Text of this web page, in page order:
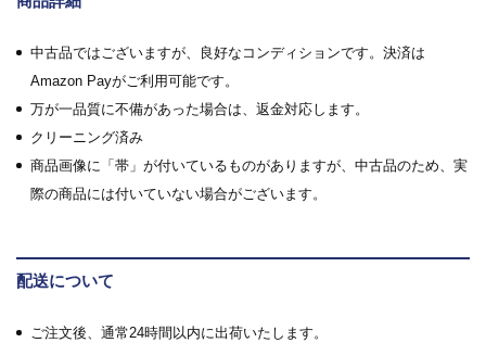
中古品ではございますが、良好なコンディションです。決済は
Amazon Payがご利用可能です。
万が一品質に不備があった場合は、返金対応します。
クリーニング済み
商品画像に「帯」が付いているものがありますが、中古品のため、実
際の商品には付いていない場合がございます。
配送について
ご注文後、通常24時間以内に出荷いたします。